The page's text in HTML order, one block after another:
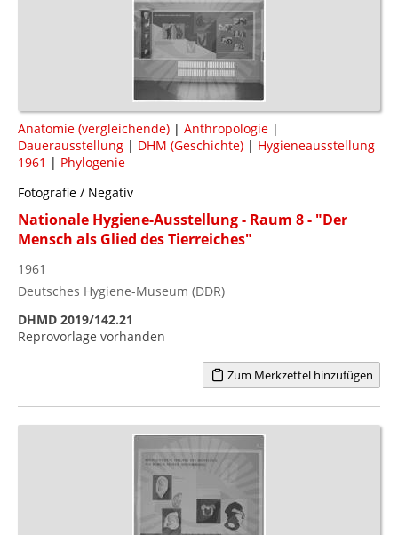
Anatomie (vergleichende) | Anthropologie |
Dauerausstellung | DHM (Geschichte) | Hygieneausstellung
1961 | Phylogenie
Fotografie / Negativ
Nationale Hygiene-Ausstellung - Raum 8 - "Der
Mensch als Glied des Tierreiches"
1961
Deutsches Hygiene-Museum (DDR)
DHMD 2019/142.21
Reprovorlage vorhanden
Zum Merkzettel hinzufügen